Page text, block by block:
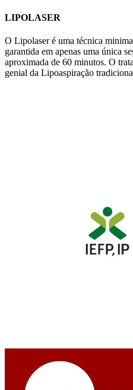
LIPOLASER
O Lipolaser é uma técnica
garantida em apenas uma única
aproximada de 60 minutos. O
genial da Lipoaspiração